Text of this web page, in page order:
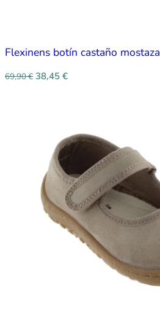
Flexinens botín castaño mostaza
69,90€ 38,45 €